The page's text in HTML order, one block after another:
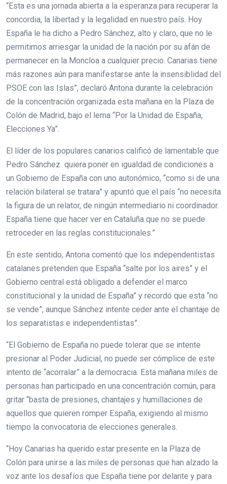
“Esta es una jornada abierta a la esperanza para recuperar la
concordia, la libertad y la legalidad en nuestro país. Hoy
España le ha dicho a Pedro Sánchez, alto y claro, que no le
permitimos arriesgar la unidad de la nación por su afán de
permanecer en la Moncloa a cualquier precio. Canarias tiene
más razones aún para manifestarse ante la insensiblidad del
PSOE con las Islas”, declaró Antona durante la celebración
de la concentración organizada esta mañana en la Plaza de
Colón de Madrid, bajo el lema “Por la Unidad de España,
Elecciones Ya”.
El líder de los populares canarios calificó de lamentable que
Pedro Sánchez quiera poner en igualdad de condiciones a
un Gobierno de España con uno autonómico, “como si de una
relación bilateral se tratara” y apuntó que el país “no necesita
la figura de un relator, de ningún intermediario ni coordinador.
España tiene que hacer ver en Cataluña que no se puede
retroceder en las reglas constitucionales.”
En este sentido, Antona comentó que los independentistas
catalanes pretenden que España “salte por los aires” y el
Gobierno central está obligado a defender el marco
constitucional y la unidad de España” y recordó que esta “no
se vende”, aunque Sánchez intente ceder ante el chantaje de
los separatistas e independentistas”.
“El Gobierno de España no puede tolerar que se intente
presionar al Poder Judicial, no puede ser cómplice de este
intento de “acorralar” a la democracia. Esta mañana miles de
personas han participado en una concentración común, para
gritar “basta de presiones, chantajes y humillaciones de
aquellos que quieren romper España, exigiendo al mismo
tiempo la convocatoria de elecciones generales.
“Hoy Canarias ha querido estar presente en la Plaza de
Colón para unirse a las miles de personas que han alzado la
voz ante los desafíos que España tiene por delante y para